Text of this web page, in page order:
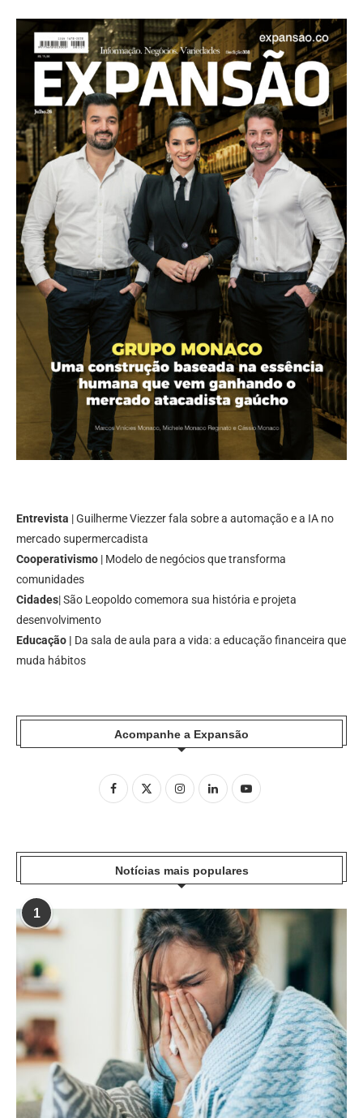
Entrevista | Guilherme Viezzer fala sobre a automação e a IA no
mercado supermercadista
Cooperativismo | Modelo de negócios que transforma
comunidades
Cidades| São Leopoldo comemora sua história e projeta
desenvolvimento
Educação | Da sala de aula para a vida: a educação financeira que
muda hábitos
Acompanhe a Expansão
Notícias mais populares
1